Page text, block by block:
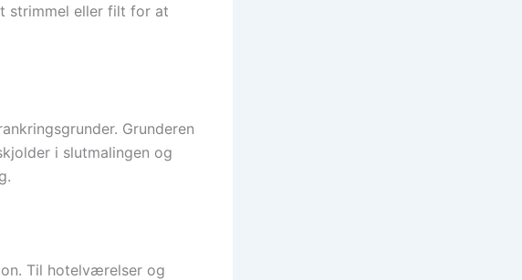
strimmel eller filt for at
Grunderen
i slutmalingen og
Til hotelværelser og